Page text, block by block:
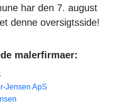
har den 7. august
denne oversigtsside!
malerfirmaer:
Jensen ApS